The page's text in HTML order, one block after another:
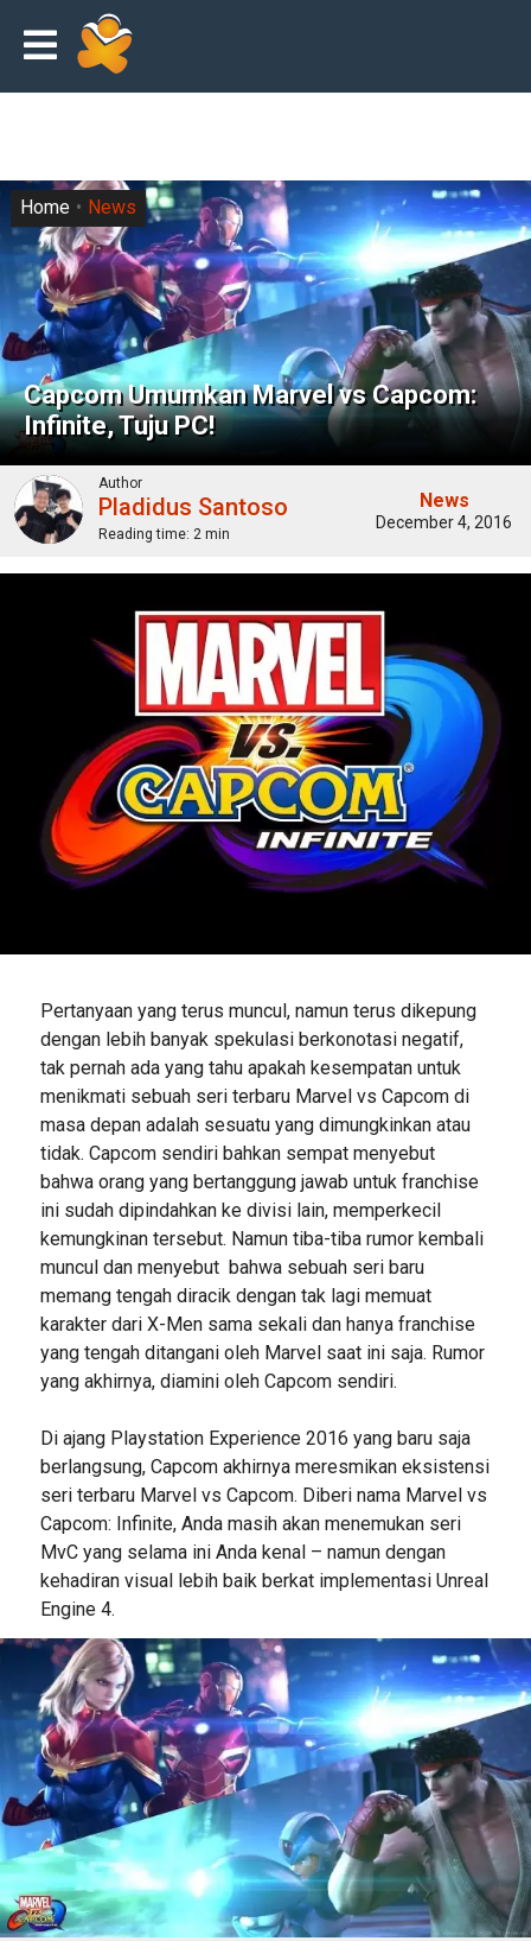
Capcom Umumkan Marvel vs Capcom:
Infinite, Tuju PC!
Home News
Author
Pladidus Santoso
Reading time: 2 min
News
December 4, 2016
Pertanyaan yang terus muncul, namun terus dikepung
dengan lebih banyak spekulasi berkonotasi negatif,
tak pernah ada yang tahu apakah kesempatan untuk
menikmati sebuah seri terbaru Marvel vs Capcom di
masa depan adalah sesuatu yang dimungkinkan atau
tidak. Capcom sendiri bahkan sempat menyebut
bahwa orang yang bertanggung jawab untuk franchise
ini sudah dipindahkan ke divisi lain, memperkecil
kemungkinan tersebut. Namun tiba-tiba rumor kembali
muncul dan menyebut bahwa sebuah seri baru
memang tengah diracik dengan tak lagi memuat
karakter dari X-Men sama sekali dan hanya franchise
yang tengah ditangani oleh Marvel saat ini saja. Rumor
yang akhirnya, diamini oleh Capcom sendiri.
Di ajang Playstation Experience 2016 yang baru saja
berlangsung, Capcom akhirnya meresmikan eksistensi
seri terbaru Marvel vs Capcom. Diberi nama Marvel vs
Capcom: Infinite, Anda masih akan menemukan seri
MvC yang selama ini Anda kenal – namun dengan
kehadiran visual lebih baik berkat implementasi Unreal
Engine 4.